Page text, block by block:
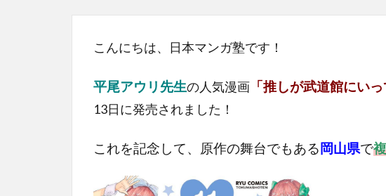
こんにちは、日本マンガ塾です！
平尾アウリ先生の人気漫画 「推しが武道館にい
13日に発売されました！
これを記念して、原作の舞台でもある 岡山県で